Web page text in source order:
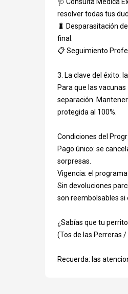
resolver todas tus
🐛 Desparasitación
final.
📋 Seguimiento
3. La clave del éxito:
Para que las
separación.
protegida al 100%.
Condiciones del
Pago único: se
sorpresas.
Vigencia: el
Sin devoluciones
son reembolsables si
¿Sabías que tu
(Tos de las Perreras
Recuerda: las
¿Deseas
Selecciona aquí
Resumen de
Servicios a
Políticas del